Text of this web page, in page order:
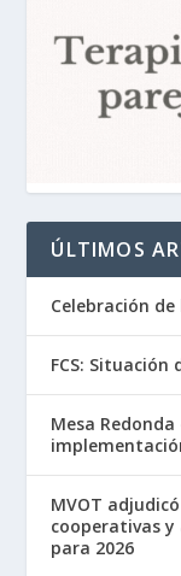
ÚLTIMOS
Celebración
FCS: Situación
Mesa
MVOT
cooperativas y
para 2026